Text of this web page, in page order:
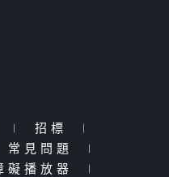
| 招標
|
常見問題
|
礙播放器
|